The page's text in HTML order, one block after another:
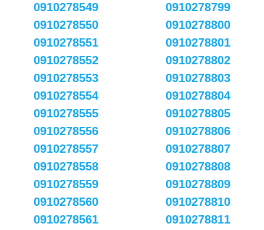
0910278549
0910278550
0910278551
0910278552
0910278553
0910278554
0910278555
0910278556
0910278557
0910278558
0910278559
0910278560
0910278561
0910278799
0910278800
0910278801
0910278802
0910278803
0910278804
0910278805
0910278806
0910278807
0910278808
0910278809
0910278810
0910278811